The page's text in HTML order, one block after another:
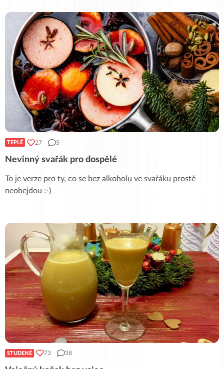
TEPLÉ 27 5
Nevinný svařák pro dospělé
To je verze pro ty, co se bez alkoholu ve svařáku prostě
neobejdou :-)
STUDENÉ 73 38